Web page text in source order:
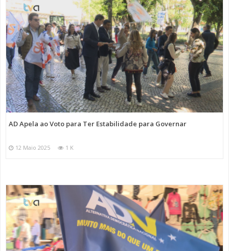
AD Apela ao Voto para Ter Estabilidade para Governar
12 Maio 2025 1 K